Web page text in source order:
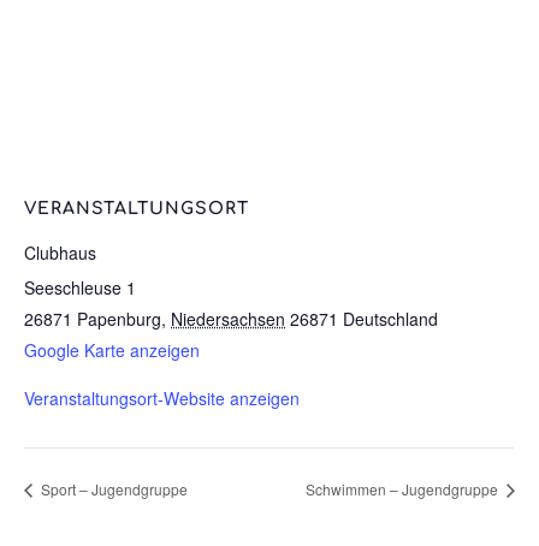
VERANSTALTUNGSORT
Clubhaus
Seeschleuse 1
26871 Papenburg, Niedersachsen 26871 Deutschland
Google Karte anzeigen
Veranstaltungsort-Website anzeigen
Sport – Jugendgruppe Schwimmen – Jugendgruppe